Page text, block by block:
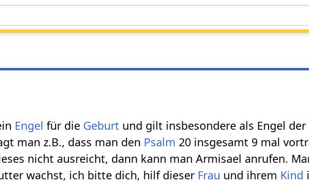
Engel für die Geburt und gilt insbesondere als Engel der
man z.B., dass man den Psalm 20 insgesamt 9 mal
nicht ausreicht, dann kann man Armisael anrufen.
wachst, ich bitte dich, hilf dieser Frau und ihrem Kind